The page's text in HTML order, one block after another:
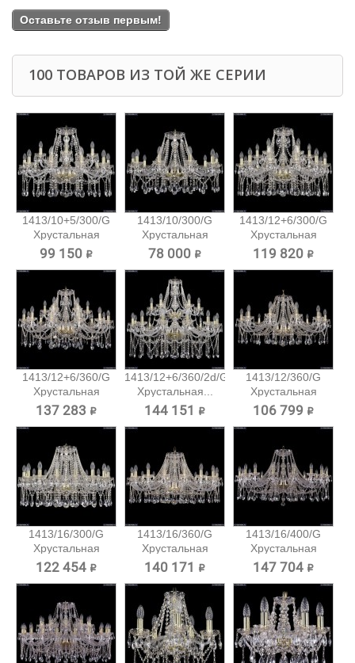
Оставьте отзыв первым!
100 ТОВАРОВ ИЗ ТОЙ ЖЕ СЕРИИ
1413/10+5/300/G
Хрустальная
подвесная...
99 150 ₽
1413/10/300/G
Хрустальная
подвесная...
78 000 ₽
1413/12+6/300/G
Хрустальная
подвесная...
119 820 ₽
1413/12+6/360/G
Хрустальная
подвесная...
137 283 ₽
1413/12+6/360/2d/G
Хрустальная...
144 151 ₽
1413/12/360/G
Хрустальная
подвесная...
106 799 ₽
1413/16/300/G
Хрустальная
подвесная...
122 454 ₽
1413/16/360/G
Хрустальная
подвесная...
140 171 ₽
1413/16/400/G
Хрустальная
подвесная...
147 704 ₽